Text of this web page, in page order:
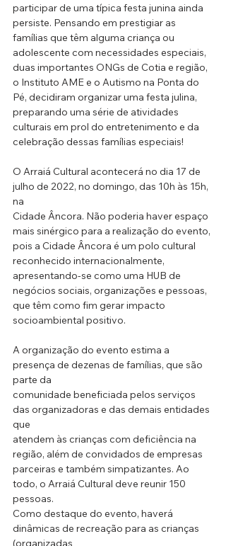
participar de uma típica festa junina ainda
persiste. Pensando em prestigiar as
famílias que têm alguma criança ou
adolescente com necessidades especiais,
duas importantes ONGs de Cotia e região,
o Instituto AME e o Autismo na Ponta do
Pé, decidiram organizar uma festa julina,
preparando uma série de atividades
culturais em prol do entretenimento e da
celebração dessas famílias especiais!
O Arraiá Cultural acontecerá no dia 17 de
julho de 2022, no domingo, das 10h às 15h,
na
Cidade Âncora. Não poderia haver espaço
mais sinérgico para a realização do evento,
pois a Cidade Âncora é um polo cultural
reconhecido internacionalmente,
apresentando-se como uma HUB de
negócios sociais, organizações e pessoas,
que têm como fim gerar impacto
socioambiental positivo.
A organização do evento estima a
presença de dezenas de famílias, que são
parte da
comunidade beneficiada pelos serviços
das organizadoras e das demais entidades
que
atendem às crianças com deficiência na
região, além de convidados de empresas
parceiras e também simpatizantes. Ao
todo, o Arraiá Cultural deve reunir 150
pessoas.
Como destaque do evento, haverá
dinâmicas de recreação para as crianças
(organizadas